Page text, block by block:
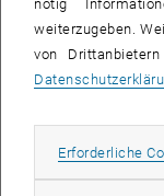
intensiven
Für den
Thema Kooperation
bewegen", so
Intensivierung der
gemeinsamen
nötig
weiterzugeben.
von
Erforderliche